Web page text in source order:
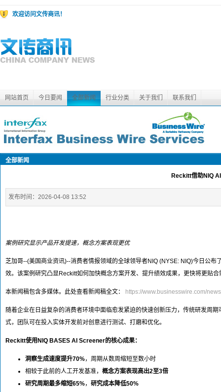
欢迎访问文传商讯！
网站首页 今日要闻 全部新闻 行业分类 关于我们 联系我们
全部新闻
Reckitt借助NIQ
发布时间： 2026-04-08 13:52
案例研究显示产品开发提速，概念方案表现更优
芝加哥--(美国商业资讯)--消费者情报领域的全球领导者NIQ (NYSE: NIQ)今日公
效。该案例研究凸显Reckitt如何加快概念方案开发、提升绩效成果，更快将更贴
本新闻稿包含多媒体。此处查看新闻稿全文： https://www.businesswire.com/
随着企业在日益复杂的消费者环境中面临愈发紧迫的快速创新压力，传统研发周
式，团队可在投入实体开发前对创意进行测试、打磨和优化。
Reckitt使用NIQ BASES AI Screener的核心成果：
洞察生成速度提升70%，周期从数周缩短至数小时
相较于此前的人工开发基准， 概念方案表现高出2至3倍
研究周期最多缩短65%， 研究成本降低50%